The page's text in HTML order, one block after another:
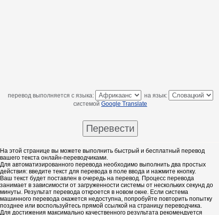
перевод выполняется с языка:
на язык:
системой Google Translate
На этой странице вы можете выполнить быстрый и бесплатный перевод
вашего текста онлайн-переводчиками.
Для автоматизированного перевода необходимо выполнить два простых
действия: введите текст для перевода в поле ввода и нажмите кнопку.
Ваш текст будет поставлен в очередь на перевод. Процесс перевода
занимает в зависимости от загруженности системы от нескольких секунд до
минуты. Результат перевода откроется в новом окне. Если система
машинного перевода окажется недоступна, попробуйте повторить попытку
позднее или воспользуйтесь прямой ссылкой на страницу переводчика.
Для достижения максимально качественного результата рекомендуется